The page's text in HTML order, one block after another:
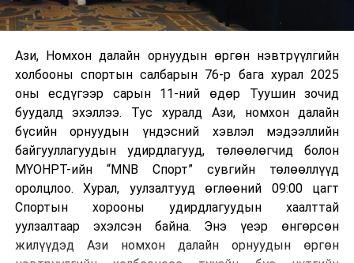
Ази, Номхон далайн орнуудын өргөн нэвтрүүлгийн
холбооны спортын салбарын 76-р бага хурал 2025
оны есдүгээр сарын 11-ний өдөр Туушин зочид
буудалд эхэллээ. Тус хуралд Ази, номхон далайн
бүсийн орнуудын үндэсний хэвлэл мэдээллийн
байгууллагуудын удирдлагууд, төлөөлөгчид болон
МҮОНРТ-ийн “MNB Спорт” сувгийн төлөөллүүд
оролцлоо. Хурал, уулзалтууд өглөөний 09:00 цагт
Спортын хорооны удирдлагуудын хаалттай
уулзалтаар эхэлсэн байна. Энэ үеэр өнгөрсөн
жилүүдэд Ази номхон далайн орнуудын өргөн